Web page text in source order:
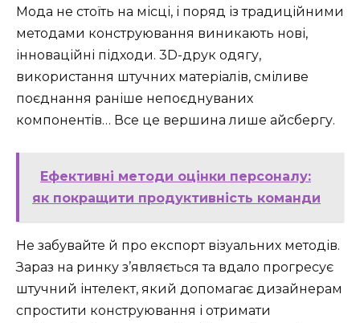
Мода не стоїть на місці, і поряд із традиційними
методами конструювання виникають нові,
інноваційні підходи. 3D-друк одягу,
використання штучних матеріалів, сміливе
поєднання раніше непоєднуваних
компонентів… Все це вершина лише айсбергу.
Ефективні методи оцінки персоналу:
як покращити продуктивність команди
Не забувайте й про експорт візуальних методів.
Зараз на ринку з’являється та вдало прогресує
штучний інтелект, який допомагає дизайнерам
спростити конструювання і отримати